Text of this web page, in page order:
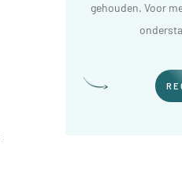
gehouden. Voor